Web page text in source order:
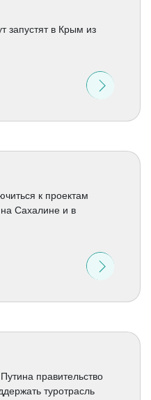
запустят в Крым из
к проектам
на Сахалине и в
правительство
туротрасль